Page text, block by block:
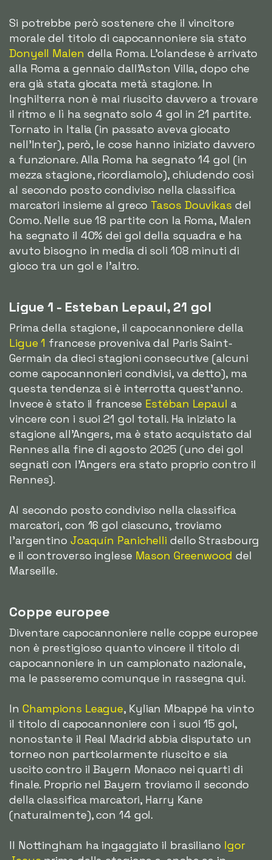
Si potrebbe però sostenere che il vincitore
morale del titolo di capocannoniere sia stato
Donyell Malen della Roma. L'olandese è arrivato
alla Roma a gennaio dall'Aston Villa, dopo che
era già stata giocata metà stagione. In
Inghilterra non è mai riuscito davvero a trovare
il ritmo e lì ha segnato solo 4 gol in 21 partite.
Tornato in Italia (in passato aveva giocato
nell'Inter), però, le cose hanno iniziato davvero
a funzionare. Alla Roma ha segnato 14 gol (in
mezza stagione, ricordiamolo), chiudendo così
al secondo posto condiviso nella classifica
marcatori insieme al greco Tasos Douvikas del
Como. Nelle sue 18 partite con la Roma, Malen
ha segnato il 40% dei gol della squadra e ha
avuto bisogno in media di soli 108 minuti di
gioco tra un gol e l'altro.
Ligue 1 - Esteban Lepaul, 21 gol
Prima della stagione, il capocannoniere della
Ligue 1 francese proveniva dal Paris Saint-
Germain da dieci stagioni consecutive (alcuni
come capocannonieri condivisi, va detto), ma
questa tendenza si è interrotta quest'anno.
Invece è stato il francese Estéban Lepaul a
vincere con i suoi 21 gol totali. Ha iniziato la
stagione all'Angers, ma è stato acquistato dal
Rennes alla fine di agosto 2025 (uno dei gol
segnati con l'Angers era stato proprio contro il
Rennes).
Al secondo posto condiviso nella classifica
marcatori, con 16 gol ciascuno, troviamo
l'argentino Joaquín Panichelli dello Strasbourg
e il controverso inglese Mason Greenwood del
Marseille.
Coppe europee
Diventare capocannoniere nelle coppe europee
non è prestigioso quanto vincere il titolo di
capocannoniere in un campionato nazionale,
ma le passeremo comunque in rassegna qui.
In Champions League, Kylian Mbappé ha vinto
il titolo di capocannoniere con i suoi 15 gol,
nonostante il Real Madrid abbia disputato un
torneo non particolarmente riuscito e sia
uscito contro il Bayern Monaco nei quarti di
finale. Proprio nel Bayern troviamo il secondo
della classifica marcatori, Harry Kane
(naturalmente), con 14 gol.
Il Nottingham ha ingaggiato il brasiliano Igor